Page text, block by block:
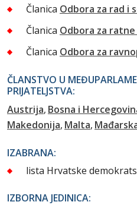
Članica Odbora za rad i
Članica Odbora za
Članica Odbora za
ČLANSTVO U
PRIJATELJSTVA:
Austrija Bosna i
Makedonija Malta
IZABRANA:
lista Hrvatske
IZBORNA JEDINICA: